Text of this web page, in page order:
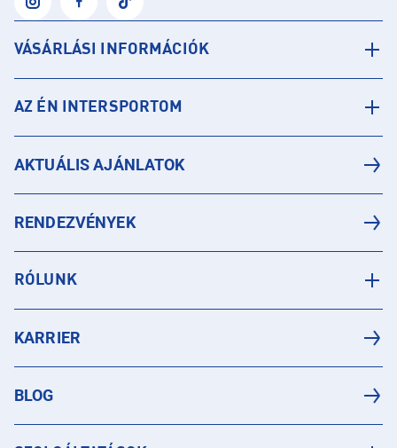
VÁSÁRLÁSI INFORMÁCIÓK
AZ ÉN INTERSPORTOM
AKTUÁLIS AJÁNLATOK
RENDEZVÉNYEK
RÓLUNK
KARRIER
BLOG